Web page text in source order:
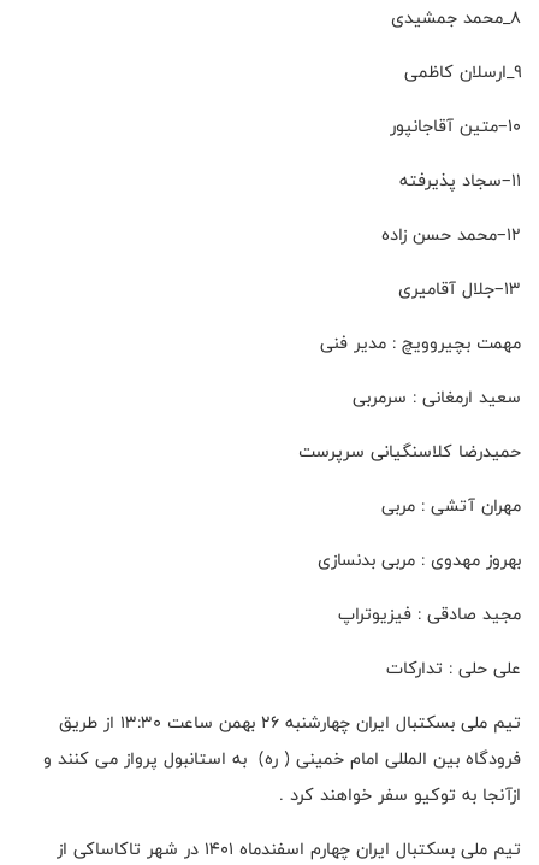
۸_محمد جمشیدی
۹_ارسلان کاظمی
۱۰–متین آقاجانپور
۱۱–سجاد پذیرفته
۱۲–محمد حسن زاده
۱۳–جلال آقامیری
مهمت بچیروویچ : مدیر فنی
سعید ارمغانی : سرمربی
حمیدرضا کلاسنگیانی سرپرست
مهران آتشی : مربی
بهروز مهدوی : مربی بدنسازی
مجید صادقی : فیزیوتراپ
علی حلی : تدارکات
تیم ملی بسکتبال ایران چهارشنبه ۲۶ بهمن ساعت ۱۳:۳۰ از طریق
فرودگاه بین المللی امام خمینی ( ره) به استانبول پرواز می کنند و
ازآنجا به توکیو سفر خواهند کرد .
تیم ملی بسکتبال ایران چهارم اسفندماه ۱۴۰۱ در شهر تاکاساکی از